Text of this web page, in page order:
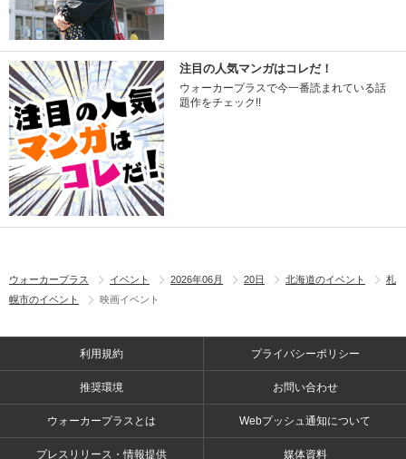
注目の人気マンガはコレだ！
ウォーカープラスで今一番読まれている話
題作をチェック!!
ウォーカープラス イベント 2026年06月 20日 北海道のイベント
札
幌市のイベント
映画イベント
利用規約 プライバシーポリシー
推奨環境 お問い合わせ
ウォーカープラスとは Webプッシュ通知について
プレスリリース・情報提供 媒体資料